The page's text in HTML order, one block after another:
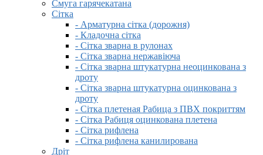
Смуга гарячекатана
Сітка
- Арматурна сітка (дорожня)
- Кладочна сітка
- Сітка зварна в рулонах
- Сітка зварна нержавіюча
- Сітка зварна штукатурна неоцинкована з
дроту
- Сітка зварна штукатурна оцинкована з
дроту
- Сітка плетеная Рабица з ПВХ покриттям
- Сітка Рабиця оцинкована плетена
- Сітка рифлена
- Сітка рифлена канилирована
Дріт